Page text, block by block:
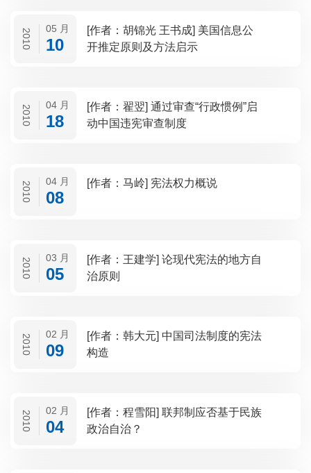
2010 05 月
10
[作者：胡锦光 王书成] 美国信息公
开推定原则及方法启示
2010 04 月
18
[作者：翟翌] 通过审查“行政惯例”启
动中国违宪审查制度
2010 04 月
08
[作者：马岭] 宪法权力概说
2010 03 月
05
[作者：王建学] 论现代宪法的地方自
治原则
2010 02 月
09
[作者：韩大元] 中国司法制度的宪法
构造
2010 02 月
04
[作者：程雪阳] 联邦制应否基于民族
政治自治？